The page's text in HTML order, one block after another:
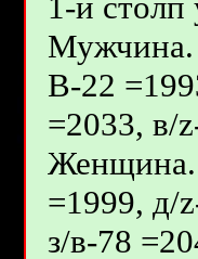
Мужчина.
В-22
=2033, в/
Женщина.
=1999, д/
з/в-78